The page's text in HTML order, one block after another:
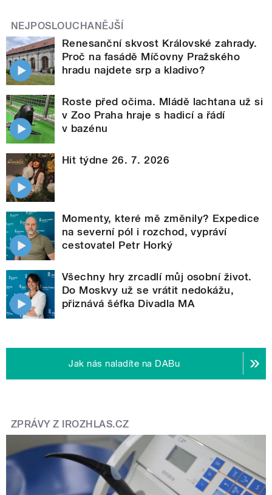
NEJPOSLOUCHANĚJŠÍ
Renesanční skvost Královské zahrady.
Proč na fasádě Míčovny Pražského
hradu najdete srp a kladivo?
Roste před očima. Mládě lachtana už si
v Zoo Praha hraje s hadicí a řádí
v bazénu
Hit týdne 26. 7. 2026
Momenty, které mě změnily? Expedice
na severní pól i rozchod, vypráví
cestovatel Petr Horký
Všechny hry zrcadlí můj osobní život.
Do Moskvy už se vrátit nedokážu,
přiznává šéfka Divadla MA
Jak nás naladíte na DABu
ZPRÁVY Z IROZHLAS.CZ